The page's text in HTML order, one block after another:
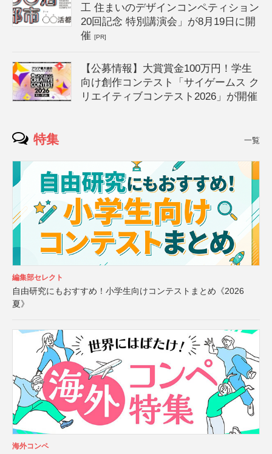
工 住まいのデザインコンペティション
20回記念 特別講演会」が8月19日に開
催[PR]
【公募情報】大賞賞金100万円！学生
向け創作コンテスト「サイゲームス ク
リエイティブコンテスト2026」が開催
特集 一覧
編集部セレクト
自由研究にもおすすめ！小学生向けコンテストまとめ《2026
夏》
海外コンペ